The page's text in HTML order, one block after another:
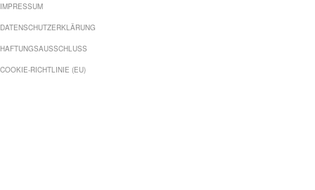
IMPRESSUM
DATENSCHUTZERKLÄRUNG
HAFTUNGSAUSSCHLUSS
COOKIE-RICHTLINIE (EU)